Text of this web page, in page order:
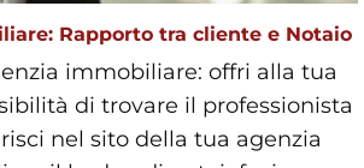
Rapporto tra cliente e Notaio
immobiliare: offri alla tua
di trovare il professionista
nel sito della tua agenzia